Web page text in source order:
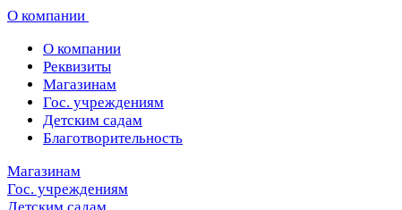
О компании
О компании
Реквизиты
Магазинам
Гос. учреждениям
Детским садам
Благотворительность
Магазинам
Гос. учреждениям